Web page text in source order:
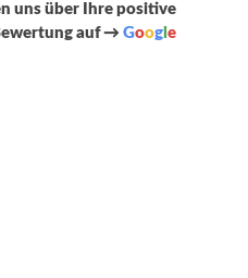
uns über Ihre positive
auf →Goog le